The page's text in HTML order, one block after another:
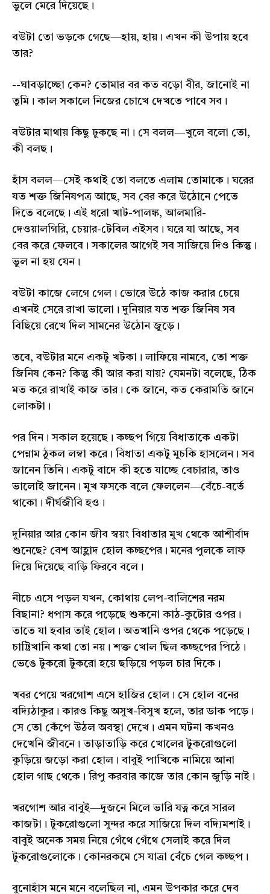
ভুলে মেরে দিয়েছে।
বউটা তো ভড়কে গেছে—হায়, হায়। এখন কী উপায় হবে
তার?
--ঘাবড়াচ্ছো কেন? তোমার বর কত বড়ো বীর, জানোই না
তুমি। কাল সকালে নিজের চোখে দেখতে পাবে সব।
বউটার মাথায় কিছু ঢুকছে না। সে বলল—খুলে বলো তো,
কী বলছ।
হাঁস বলল—সেই কথাই তো বলতে এলাম তোমাকে। ঘরের
যত শক্ত জিনিষপত্র আছে, সব বের করে উঠোনে পেতে
দিতে বলেছে। এই ধরো খাট-পালঙ্ক, আলমারি-
দেওয়ালগিরি, চেয়ার-টেবিল এইসব। ঘরে যা আছে, সব
বের করে ফেলবে। সকালের আগেই সব সাজিয়ে দিও কিন্তু।
ভুল না হয় যেন।
বউটা কাজে লেগে গেল। ভোরে উঠে কাজ করার চেয়ে
এখনই সেরে রাখা ভালো। দুনিয়ার যত শক্ত জিনিষ সব
বিছিয়ে রেখে দিল সামনের উঠোন জুড়ে।
তবে, বউটার মনে একটু খটকা। লাফিয়ে নামবে, তো শক্ত
জিনিষ কেন? কিন্তু কী আর করা যায়? যেমনটা বলেছে, ঠিক
মত করে রাখাই কাজ তার। কে জানে, কত কেরামতি জানে
লোকটা।
পর দিন। সকাল হয়েছে। কচ্ছপ গিয়ে বিধাতাকে একটা
পেন্নাম ঠুকল লম্বা করে। বিধাতা একটু মুচকি হাসলেন। সব
জানেন তিনি। একটু বাদে কী হতে যাচ্ছে বেচারার, তাও
ভালোই জানেন। মুখ ফসকে বলে ফেললেন—বেঁচে-বর্তে
থাকো। দীর্ঘজীবি হও।
দুনিয়ার আর কোন জীব স্বয়ং বিধাতার মুখ থেকে আশীর্বাদ
শুনেছে? বেশ আহ্লাদ হোল কচ্ছপের। মনের পুলকে লাফ
দিয়ে দিয়েছে বাড়ি ফিরবে বলে।
নীচে এসে পড়ল যখন, কোথায় লেপ-বালিশের নরম
বিছানা? ধপাস করে পড়েছে শুকনো কাঠ-কুটোর ওপর।
তাতে যা হবার তাই হোল। অতখানি ওপর থেকে পড়েছে।
চাট্টিখানি কথা তো নয়। শক্ত খোল ছিল কচ্ছপের পিঠে।
ভেঙে টুকরো টুকরো হয়ে ছড়িয়ে পড়ল চার দিকে।
খবর পেয়ে খরগোশ এসে হাজির হোল। সে হোল বনের
বদ্যিঠাকুর। কারও কিছু অসুখ-বিসুখ হলে, তার ডাক পড়ে।
সে তো কেঁপে উঠল অবস্থা দেখে। এমন ঘটনা কখনও
দেখেনি জীবনে। তাড়াতাড়ি করে খোলের টুকরোগুলো
কুড়িয়ে জড়ো করা হোল। বাবুই পাখিকে নামিয়ে আনা
হোল গাছ থেকে। রিপু করবার কাজে তার কোন জুড়ি নাই।
খরগোশ আর বাবুই—দুজনে মিলে ভারি যত্ন করে সারল
কাজটা। টুকরোগুলো সুন্দর করে সাজিয়ে দিল বদ্যিমশাই।
বাবুই অনেক সময় নিয়ে গেঁথে গেঁথে সেলাই করে দিল
টুকরোগুলোকে। কোনরকমে সে যাত্রা বেঁচে গেল কচ্ছপ।
বুনোহাঁস মনে মনে বলেছিল না, এমন উপকার করে দেব